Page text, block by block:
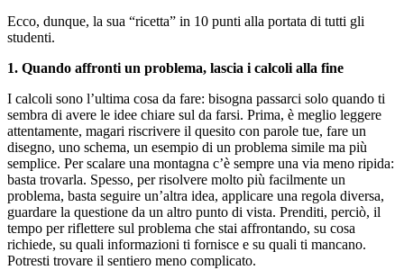
Ecco, dunque, la sua “ricetta” in 10 punti alla portata di tutti gli
studenti.
1. Quando affronti un problema, lascia i calcoli alla fine
I calcoli sono l’ultima cosa da fare: bisogna passarci solo quando ti
sembra di avere le idee chiare sul da farsi. Prima, è meglio leggere
attentamente, magari riscrivere il quesito con parole tue, fare un
disegno, uno schema, un esempio di un problema simile ma più
semplice. Per scalare una montagna c’è sempre una via meno ripida:
basta trovarla. Spesso, per risolvere molto più facilmente un
problema, basta seguire un’altra idea, applicare una regola diversa,
guardare la questione da un altro punto di vista. Prenditi, perciò, il
tempo per riflettere sul problema che stai affrontando, su cosa
richiede, su quali informazioni ti fornisce e su quali ti mancano.
Potresti trovare il sentiero meno complicato.